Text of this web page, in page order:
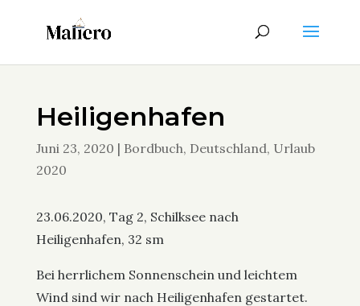
Heiligenhafen
Juni 23, 2020 | Bordbuch, Deutschland, Urlaub
2020
23.06.2020, Tag 2, Schilksee nach
Heiligenhafen, 32 sm
Bei herrlichem Sonnenschein und leichtem
Wind sind wir nach Heiligenhafen gestartet.